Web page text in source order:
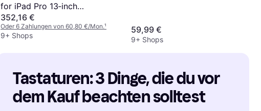
for iPad Pro 13‑inch
(M4) German Black
352,16 €
Oder 6 Zahlungen von 60,80 €/Mon.¹
9+ Shops
59,99 €
9+ Shops
Tastaturen: 3 Dinge, die du vor
dem Kauf beachten solltest